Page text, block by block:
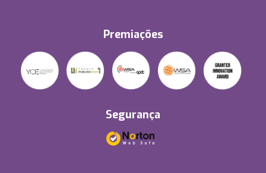
Premiações
Segurança